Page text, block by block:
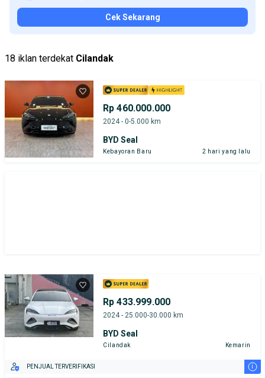
Cek Sekarang
18 iklan terdekat Cilandak
Rp 460.000.000
2024 - 0-5.000 km
BYD Seal
Kebayoran Baru 2 hari yang lalu
Rp 433.999.000
2024 - 25.000-30.000 km
BYD Seal
Cilandak Kemarin
PENJUAL TERVERIFIKASI i